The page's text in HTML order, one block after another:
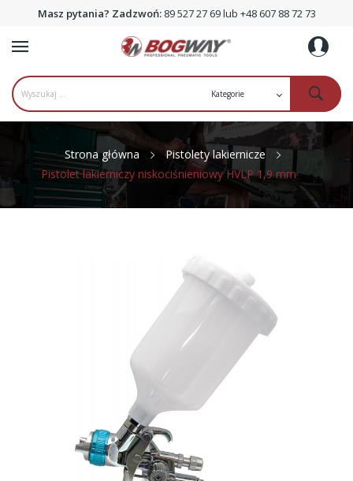
Masz pytania? Zadzwoń: 89 527 27 69 lub +48 607 88 72 73
Strona główna
Pistolety lakiernicze
Pistolet lakierniczy niskociśnieniowy HVLP 1,9 mm